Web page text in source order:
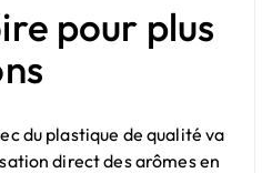
pour plus
du plastique de qualité va
direct des arômes en